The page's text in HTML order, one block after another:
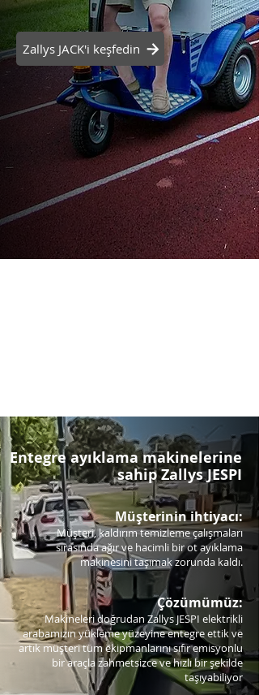
Zallys JACK'i keşfedin
Entegre ayıklama makinelerine
sahip Zallys JESPI
Müşterinin ihtiyacı:
Müşteri, kaldırım temizleme çalışmaları
sırasında ağır ve hacimli bir ot ayıklama
makinesini taşımak zorunda kaldı.
Çözümümüz:
Makineleri doğrudan Zallys JESPI elektrikli
arabamızın yükleme yüzeyine entegre ettik ve
artık müşteri tüm ekipmanlarını sıfır emisyonlu
bir araçla zahmetsizce ve hızlı bir şekilde
taşıyabiliyor